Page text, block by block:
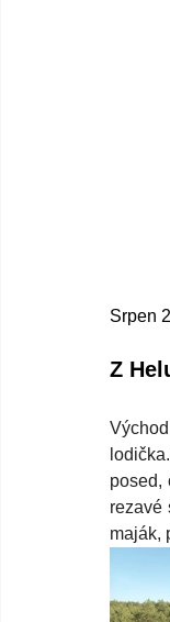
Srpen
Z
posed,
rezavé
maják,